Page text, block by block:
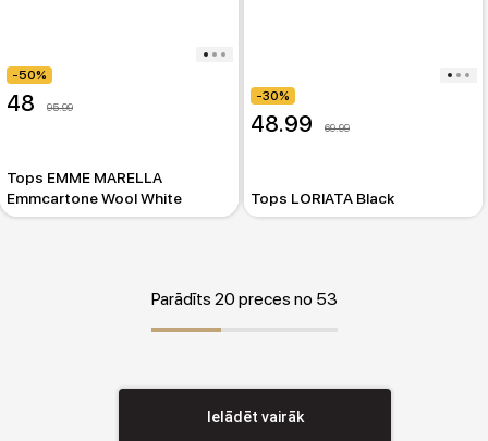
-50%
48 95.99
Tops EMME MARELLA
Emmcartone Wool White
-30%
48.99 69.99
Tops LORIATA Black
Parādīts 20 preces no 53
Ielādēt vairāk